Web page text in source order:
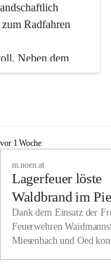
Radfahren
Neben dem
Unterberg
Schifahren oder
sowie
und urigen
Ort.
groß geschrieben
M
h
vor 1 Woche
m.noen.at
Lagerfeuer löste
Waldbrand im
aus
Dank dem Einsatz der
Feuerwehren
Miesenbach und Oed